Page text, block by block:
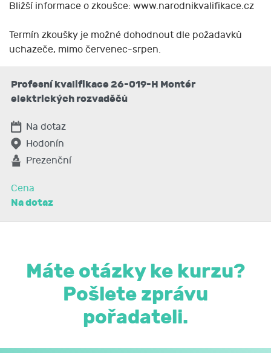
Bližší informace o zkoušce: www.narodnikvalifikace.cz
Termín zkoušky je možné dohodnout dle požadavků
uchazeče, mimo červenec-srpen.
Profesní kvalifikace 26-019-H Montér
elektrických rozvaděčů
Na dotaz
Hodonín
Prezenční
Cena
Na dotaz
Máte otázky ke kurzu?
Pošlete zprávu
pořadateli.